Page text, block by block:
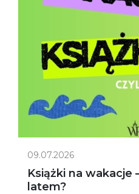
09.07.2026
Książki na wakacje
latem?